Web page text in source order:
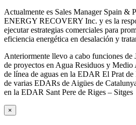
Actualmente es Sales Manager Spain &
ENERGY RECOVERY Inc. y es la
ejecutar estrategias comerciales para
eficiencia energética en desalación y
Anteriormente llevo a cabo funciones de
de proyectos en Agua Residuos y
de línea de aguas en la EDAR El Prat de
de varias EDARs de Aigües de
en la EDAR Sant Pere de Riges – Sitges
×